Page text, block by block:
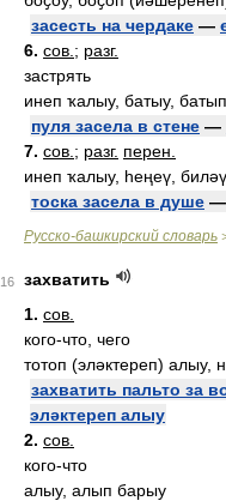
засесть на чердаке —
6. сов. ; разг.
застрять
инеп ҡалыу, батыу,
пуля засела в стене —
7. сов. ; разг. перен.
инеп ҡалыу, һеңеү, биләү
тоска засела в душе —
Русско-башкирский словарь
16
захватить
1. сов.
кого-что, чего
тотоп (эләктереп) алыу,
захватить пальто за
эләктереп алыу
2. сов.
кого-что
алыу, алып барыу